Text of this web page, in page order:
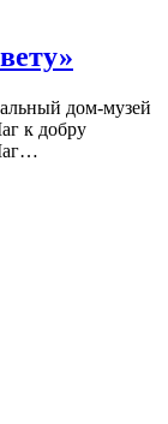
дом-музей
к добру